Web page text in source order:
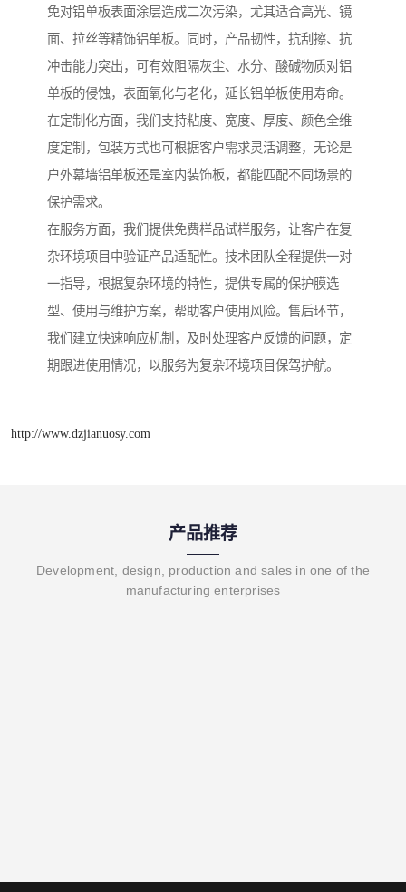
免对铝单板表面涂层造成二次污染，尤其适合高光、镜
面、拉丝等精饰铝单板。同时，产品韧性，抗刮擦、抗
冲击能力突出，可有效阻隔灰尘、水分、酸碱物质对铝
单板的侵蚀，表面氧化与老化，延长铝单板使用寿命。
在定制化方面，我们支持粘度、宽度、厚度、颜色全维
度定制，包装方式也可根据客户需求灵活调整，无论是
户外幕墙铝单板还是室内装饰板，都能匹配不同场景的
保护需求。
在服务方面，我们提供免费样品试样服务，让客户在复
杂环境项目中验证产品适配性。技术团队全程提供一对
一指导，根据复杂环境的特性，提供专属的保护膜选
型、使用与维护方案，帮助客户使用风险。售后环节，
我们建立快速响应机制，及时处理客户反馈的问题，定
期跟进使用情况，以服务为复杂环境项目保驾护航。
http://www.dzjianuosy.com
产品推荐
Development, design, production and sales in one of the
manufacturing enterprises